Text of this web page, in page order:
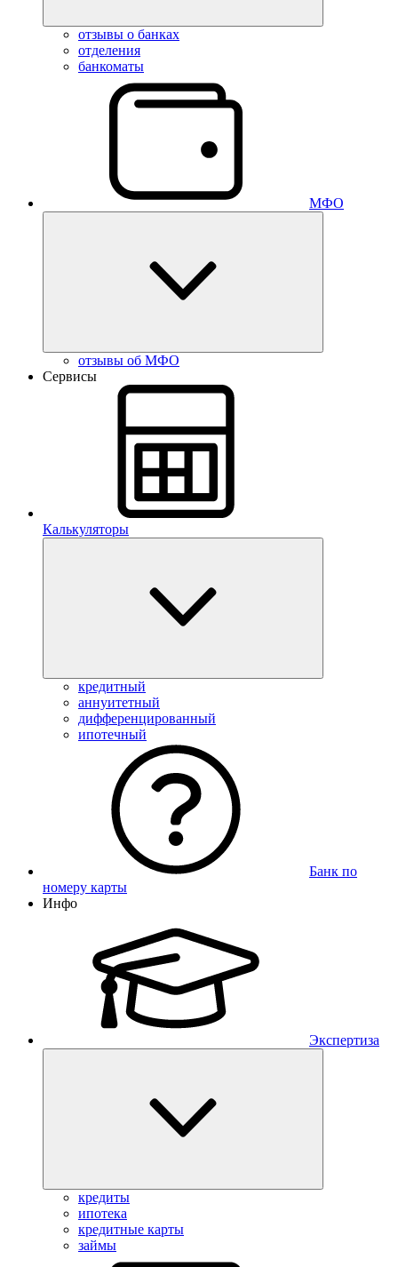
отзывы о банках
отделения
банкоматы
МФО
отзывы об МФО
Сервисы
Калькуляторы
кредитный
аннуитетный
дифференцированный
ипотечный
Банк по
номеру карты
Инфо
Экспертиза
кредиты
ипотека
кредитные карты
займы